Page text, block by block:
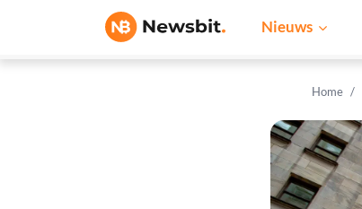
Nieuws
Home